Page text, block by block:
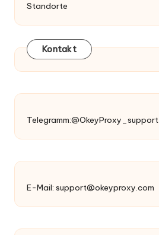
Standorte
Kontakt
Telegramm:@OkeyProxy_support
E-Mail: support@okeyproxy.com